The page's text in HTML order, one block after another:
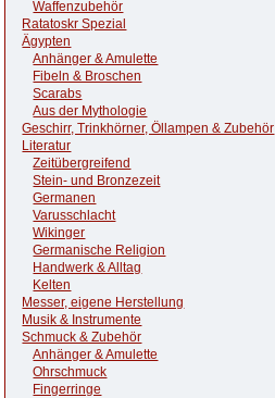
Waffenzubehör
Ratatoskr Spezial
Ägypten
Anhänger & Amulette
Fibeln & Broschen
Scarabs
Aus der Mythologie
Geschirr, Trinkhörner, Öllampen & Zubehör
Literatur
Zeitübergreifend
Stein- und Bronzezeit
Germanen
Varusschlacht
Wikinger
Germanische Religion
Handwerk & Alltag
Kelten
Messer, eigene Herstellung
Musik & Instrumente
Schmuck & Zubehör
Anhänger & Amulette
Ohrschmuck
Fingerringe